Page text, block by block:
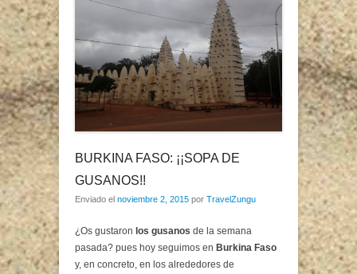
BURKINA FASO: ¡¡SOPA DE
GUSANOS!!
Enviado el noviembre 2, 2015 por TravelZungu
¿Os gustaron los gusanos de la semana
pasada? pues hoy seguimos en Burkina Faso
y, en concreto, en los alrededores de